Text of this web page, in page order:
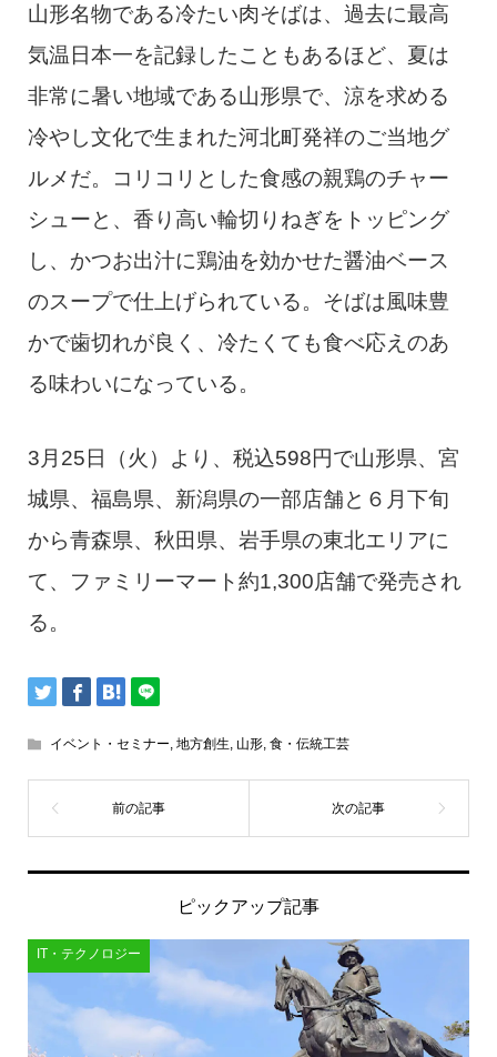
山形名物である冷たい肉そばは、過去に最高
気温日本一を記録したこともあるほど、夏は
非常に暑い地域である山形県で、涼を求める
冷やし文化で生まれた河北町発祥のご当地グ
ルメだ。コリコリとした食感の親鶏のチャー
シューと、香り高い輪切りねぎをトッピング
し、かつお出汁に鶏油を効かせた醤油ベース
のスープで仕上げられている。そばは風味豊
かで歯切れが良く、冷たくても食べ応えのあ
る味わいになっている。
3月25日（火）より、税込598円で山形県、宮
城県、福島県、新潟県の一部店舗と６月下旬
から青森県、秋田県、岩手県の東北エリアに
て、ファミリーマート約1,300店舗で発売され
る。
イベント・セミナー 地方創生 山形, 食・伝統工芸
ピックアップ記事
IT・テクノロジー